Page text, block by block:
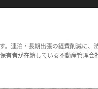
連泊・長期出張の経費削減に、
者が在籍している不動産管理